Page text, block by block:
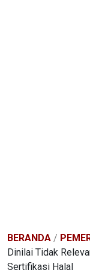
BERANDA /
Dinilai Tidak
Sertifikasi Halal